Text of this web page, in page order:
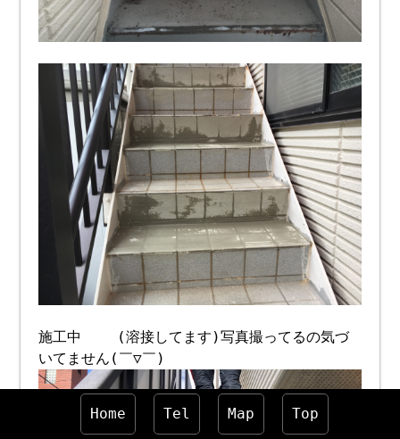
施工中 (溶接してます)写真撮ってるの気づ
いてません(￣▽￣)
Home Tel Map Top